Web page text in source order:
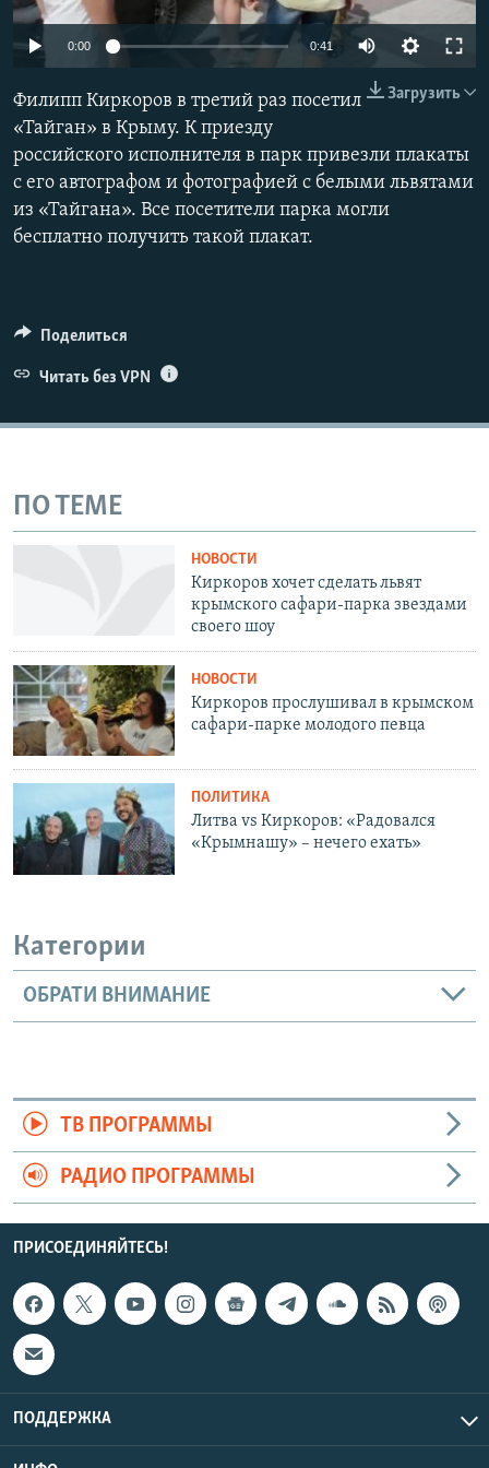
ПОБЕДИТЕЛЕЙ НЕ СУДЯТ?
ELIFBE
УКРАИНСКАЯ ПРОБЛЕМА КРЫМА
ПРИСОЕДИНЯЙТЕСЬ!
Все сайты RFE/RL
0:00 0:41
Загрузить
Филипп Киркоров в третий раз посетил
«Тайган» в Крыму. К приезду
российского исполнителя в парк привезли плакаты
с его автографом и фотографией с белыми львятами
из «Тайгана». Все посетители парка могли
бесплатно получить такой плакат.
Поделиться
Читать без VPN
ПО ТЕМЕ
НОВОСТИ
Киркоров хочет сделать львят
крымского сафари-парка звездами
своего шоу
НОВОСТИ
Киркоров прослушивал в крымском
сафари-парке молодого певца
ПОЛИТИКА
Литва vs Киркоров: «Радовался
«Крымнашу» – нечего ехать»
Категории
ОБРАТИ ВНИМАНИЕ
ТВ ПРОГРАММЫ
РАДИО ПРОГРАММЫ
ПРИСОЕДИНЯЙТЕСЬ!
ПОДДЕРЖКА